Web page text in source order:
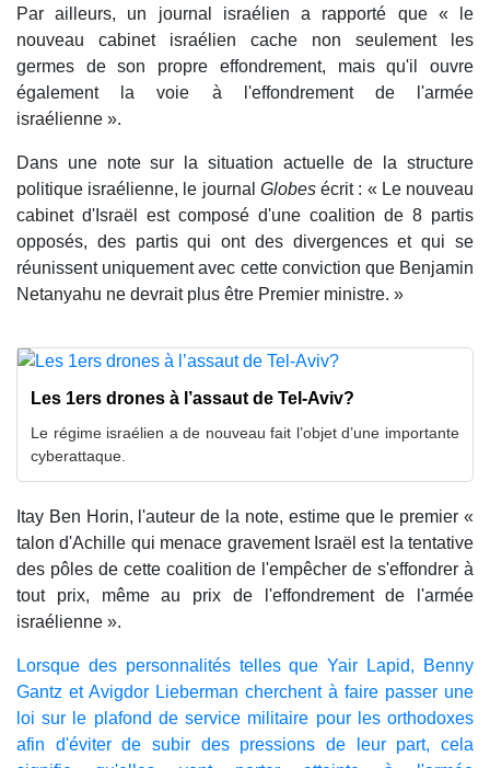
Par ailleurs, un journal israélien a rapporté que « le
nouveau cabinet israélien cache non seulement les
germes de son propre effondrement, mais qu'il ouvre
également la voie à l'effondrement de l'armée
israélienne ».
Dans une note sur la situation actuelle de la structure
politique israélienne, le journal Globesécrit : « Le nouveau
cabinet d'Israël est composé d'une coalition de 8 partis
opposés, des partis qui ont des divergences et qui se
réunissent uniquement avec cette conviction que Benjamin
Netanyahu ne devrait plus être Premier ministre. »
Les 1ers drones à l’assaut de Tel-Aviv?
Le régime israélien a de nouveau fait l’objet d’une importante
cyberattaque.
Itay Ben Horin, l'auteur de la note, estime que le premier «
talon d'Achille qui menace gravement Israël est la tentative
des pôles de cette coalition de l'empêcher de s'effondrer à
tout prix, même au prix de l'effondrement de l'armée
israélienne ».
Lorsque des personnalités telles que Yair Lapid, Benny
Gantz et Avigdor Lieberman cherchent à faire passer une
loi sur le plafond de service militaire pour les orthodoxes
afin d'éviter de subir des pressions de leur part, cela